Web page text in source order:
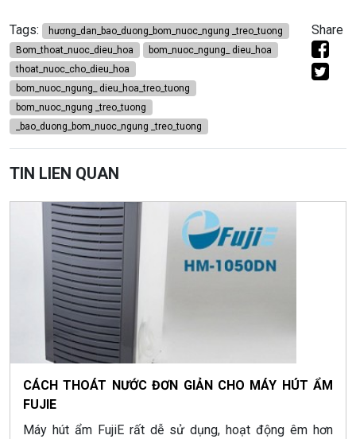
Tags:
hương_dan_bao_duong_bom_nuoc_ngung _treo_tuong
Bom_thoat_nuoc_dieu_hoa
bom_nuoc_ngung_ dieu_hoa
thoat_nuoc_cho_dieu_hoa
bom_nuoc_ngung_ dieu_hoa_treo_tuong
bom_nuoc_ngung _treo_tuong
_bao_duong_bom_nuoc_ngung _treo_tuong
Share
TIN LIEN QUAN
CÁCH THOÁT NƯỚC ĐƠN GIẢN CHO MÁY HÚT ẨM
FUJIE
Máy hút ẩm FujiE rất dễ sử dụng, hoạt động êm hơn